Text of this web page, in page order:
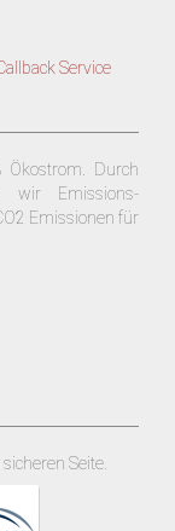
Service
Durch
wir Emissions-
Emissionen für
Seite.